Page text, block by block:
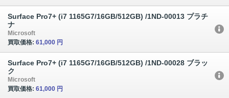
Surface Pro7+ (i7 1165G7/16GB/512GB) /1ND-00013 プラチ
ナ
Microsoft
買取価格: 61,000 円
Surface Pro7+ (i7 1165G7/16GB/512GB) /1ND-00028 ブラッ
ク
Microsoft
買取価格: 61,000 円